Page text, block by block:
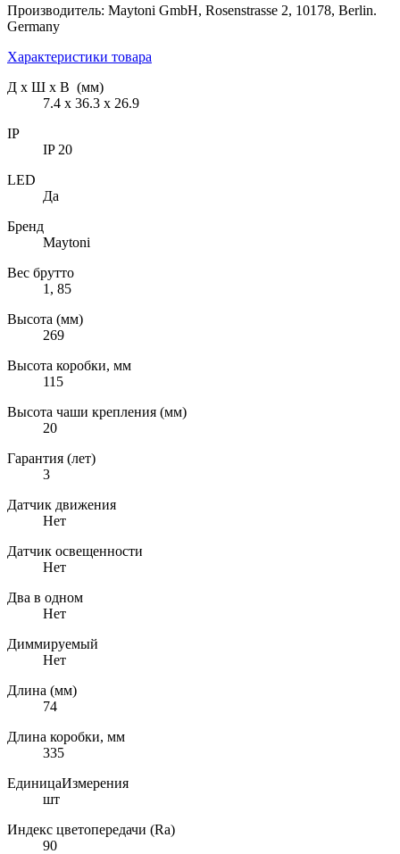
Производитель: Maytoni GmbH, Rosenstrasse 2, 10178, Berlin.
Germany
Характеристики товара
Д х Ш х В (мм)
7.4 х 36.3 х 26.9
IP
IP 20
LED
Да
Бренд
Maytoni
Вес брутто
1, 85
Высота (мм)
269
Высота коробки, мм
115
Высота чаши крепления (мм)
20
Гарантия (лет)
3
Датчик движения
Нет
Датчик освещенности
Нет
Два в одном
Нет
Диммируемый
Нет
Длина (мм)
74
Длина коробки, мм
335
ЕдиницаИзмерения
шт
Индекс цветопередачи (Ra)
90